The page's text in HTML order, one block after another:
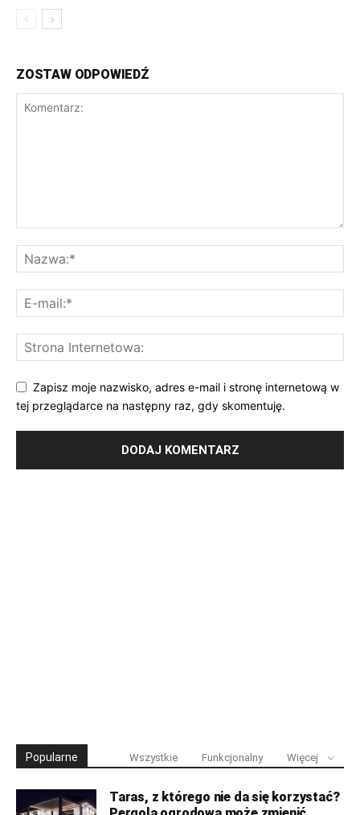
ZOSTAW ODPOWIEDŹ
Zapisz moje nazwisko, adres e-mail i stronę internetową w
tej przeglądarce na następny raz, gdy skomentuję.
Popularne Wszystkie Funkcjonalny Więcej
Taras, z którego nie da się korzystać?